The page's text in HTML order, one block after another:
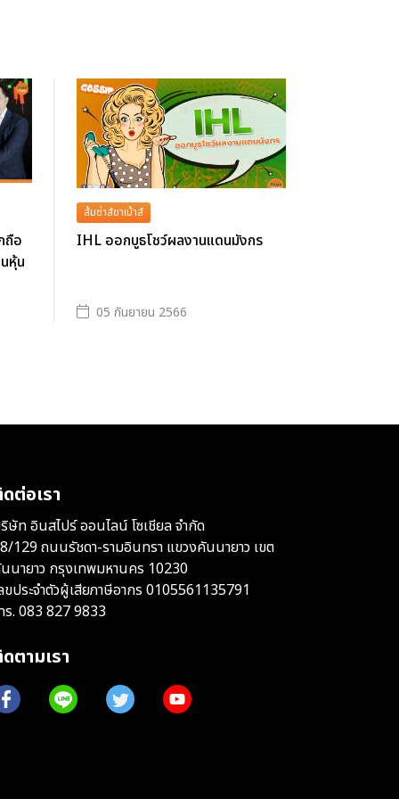
ถือ
หุ้น
ส้มซ่าส์ขาเม้าส์
IHL ออกบูธโชว์ผลงานแดนมังกร
05 กันยายน 2566
ต่อเรา
ษัท อินสไปร์ ออนไลน์ โซเชียล จำกัด
129 ถนนรัชดา-รามอินทรา แขวงคันนายาว เขต
นายาว กรุงเทพมหานคร 10230
ขประจำตัวผู้เสียภาษีอากร 0105561135791
ร. 083 827 9833
ตามเรา